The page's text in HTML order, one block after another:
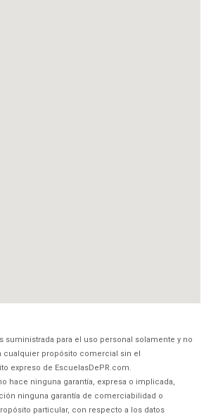
suministrada para el uso personal solamente y no
cualquier propósito comercial sin el
expreso de EscuelasDePR.com.
hace ninguna garantía, expresa o implicada,
ninguna garantía de comerciabilidad o
particular, con respecto a los datos